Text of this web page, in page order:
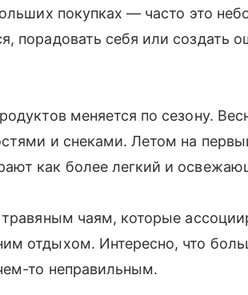
покупках — часто это
порадовать себя или создать
меняется по сезону.
и снеками. Летом на
как более легкий и
чаям, которые
отдыхом. Интересно, что
то неправильным.